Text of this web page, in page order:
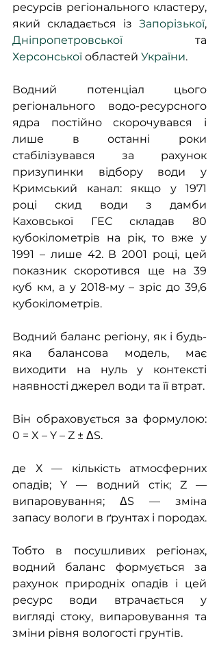
ресурсів регіонального кластеру,
який складається із Запорізької
Дніпропетровської
Херсонської областей України.
Водний потенціал цього
регіонального водо-ресурсного
ядра постійно скорочувався і
лише в останні роки
стабілізувався за рахунок
призупинки відбору води у
Кримський канал: якщо у 1971
році скид води з дамби
Каховської ГЕС складав 80
кубокілометрів на рік, то вже у
1991 – лише 42. В 2001 році, цей
показник скоротився ще на 39
куб км, а у 2018-му – зріс до 39,6
кубокілометрів.
Водний баланс регіону, як і будь-
яка балансова модель, має
виходити на нуль у контексті
наявності джерел води та її втрат.
Він обраховується за формулою:
0 = X – Y – Z ± ΔS.
де Х — кількість атмосферних
опадів; Y — водний стік; Z —
випаровування; ΔS — зміна
запасу вологи в ґрунтах і породах.
Тобто в посушливих регіонах,
водний баланс формується за
рахунок природніх опадів і цей
ресурс води втрачається у
вигляді стоку, випаровування та
зміни рівня вологості грунтів.